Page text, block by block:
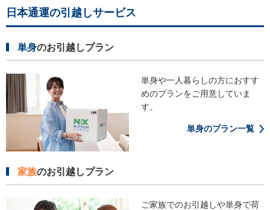
日本通運の引越しサービス
単身のお引越しプラン
単身や一人暮らしの方におすす
めのプランをご用意していま
す。
単身のプラン一覧
家族のお引越しプラン
ご家族でのお引越しや単身で荷